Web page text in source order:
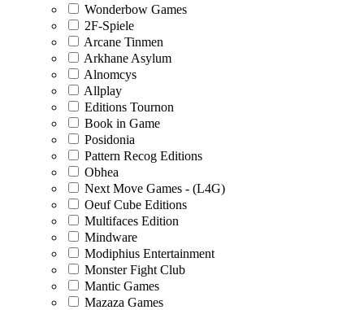
Wonderbow Games
2F-Spiele
Arcane Tinmen
Arkhane Asylum
Alnomcys
Allplay
Editions Tournon
Book in Game
Posidonia
Pattern Recog Editions
Obhea
Next Move Games - (L4G)
Oeuf Cube Editions
Multifaces Edition
Mindware
Modiphius Entertainment
Monster Fight Club
Mantic Games
Mazaza Games